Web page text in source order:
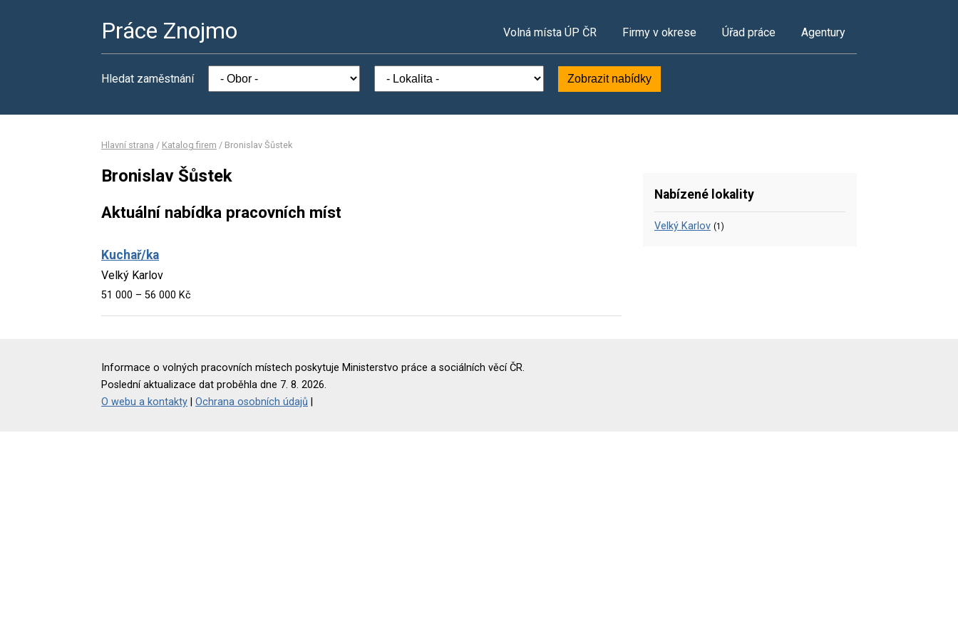
Práce Znojmo Volná místa ÚP ČR Firmy v okrese Úřad práce Agentury
Hledat zaměstnání Zobrazit nabídky
Hlavní strana / Katalog firem / Bronislav Šůstek
Bronislav Šůstek
Aktuální nabídka pracovních míst
Kuchař/ka
Velký Karlov
51 000 – 56 000 Kč
Nabízené lokality
Velký Karlov (1)
Informace o volných pracovních místech poskytuje Ministerstvo práce a sociálních věcí ČR.
Poslední aktualizace dat proběhla dne 7. 8. 2026.
O webu a kontakty
Ochrana osobních údajů